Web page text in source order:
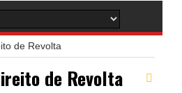
de Revolta
de Revolta